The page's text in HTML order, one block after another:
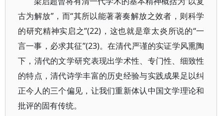
古为解放”，而“其所以能著著奏解放之效者，则科学
的研究精神实启之”(22)，这也就是章太炎所说的“一
言一事，必求其征”(23)。在清代严谨的实证学风熏陶
下，清代的文学研究表现出学术性、专门性、细致性
的特点，清代诗学丰富的历史经验与实践成果足以纠
正今人的三个偏见，让我们重新体认中国文学理论和
批评的固有传统。